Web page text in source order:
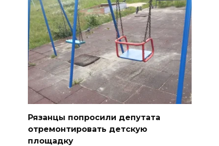
Рязанцы попросили депутата
отремонтировать детскую
площадку